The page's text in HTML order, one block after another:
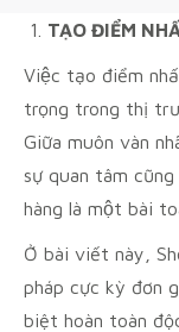
TẠO ĐIỂM
Việc tạo điểm
trọng trong thị
Giữa muôn vàn
sự quan tâm
hàng là một bài
Ở bài viết này,
pháp cực kỳ đơn
biệt hoàn toàn